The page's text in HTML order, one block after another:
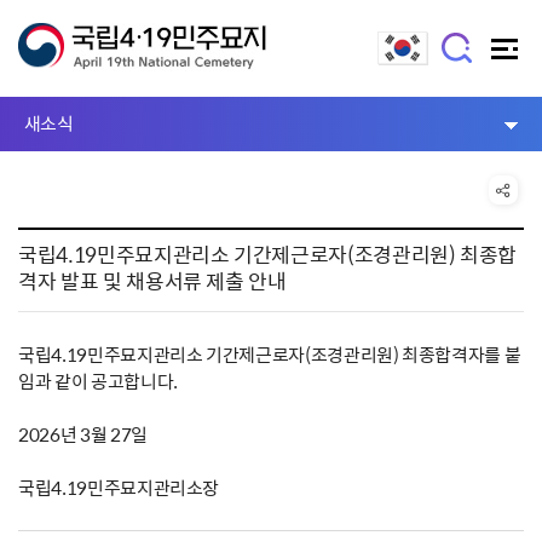
새소식
국립4.19민주묘지관리소 기간제근로자(조경관리원) 최종합
격자 발표 및 채용서류 제출 안내
국립4.19민주묘지관리소 기간제근로자(조경관리원) 최종합격자를 붙
임과 같이 공고합니다.
2026년 3월 27일
국립4.19민주묘지관리소장